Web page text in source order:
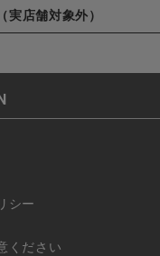
ら翌日のAM9:00までにご連
す。
キャンセルが出来ない場合
さい。
実店舗対象外）
ください。
シー
ください